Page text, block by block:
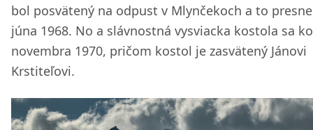
bol posvätený na odpust v Mlynčekoch a to
júna 1968. No a slávnostná vysviacka kostola sa
novembra 1970, pričom kostol je zasvätený Jánovi
Krstiteľovi.